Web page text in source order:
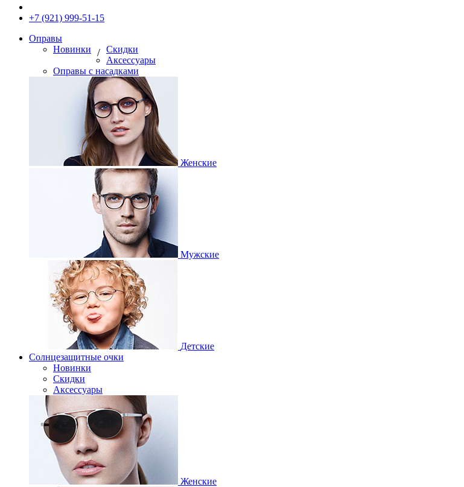
+7 (921) 999-51-15
Оправы
Новинки
/ Скидки
Аксессуары
Оправы с насадками
Женские
Мужские
Детские
Солнцезащитные очки
Новинки
Скидки
Аксессуары
Женские